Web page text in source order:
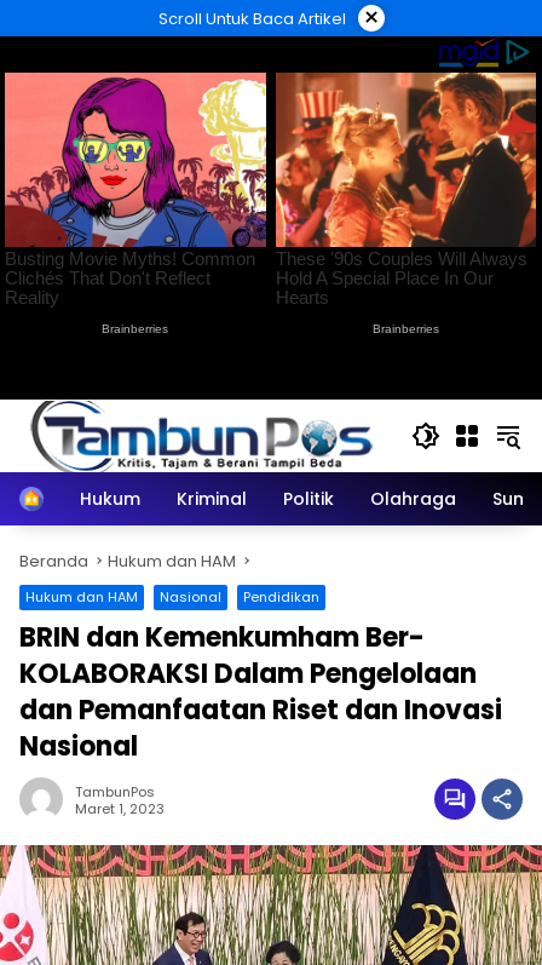
ke
Scroll Untuk Baca Artikel ×
HomeHukum Kriminal Politik Olahraga
Beranda Hukum dan HAM
Hukum dan HAM Nasional Pendidikan
BRIN dan Kemenkumham Ber-
KOLABORAKSI Dalam Pengelolaan
dan Pemanfaatan Riset dan Inovasi
Nasional
TambunPos
Maret 1, 2023